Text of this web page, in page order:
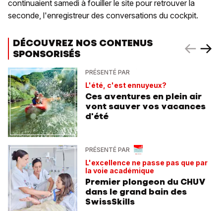
continuaient samedi à fouiller le site pour retrouver la
seconde, l'enregistreur des conversations du cockpit.
DÉCOUVREZ NOS CONTENUS
SPONSORISÉS
PRÉSENTÉ PAR
L'été, c'est ennuyeux?
Ces aventures en plein air
vont sauver vos vacances
d'été
PRÉSENTÉ PAR
L'excellence ne passe pas que par
la voie académique
Premier plongeon du CHUV
dans le grand bain des
SwissSkills